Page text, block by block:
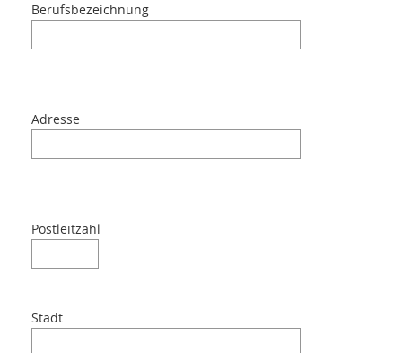
Kontakte
Sprache
Berufsbezeichnung
Adresse
Postleitzahl
Stadt